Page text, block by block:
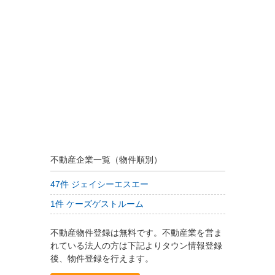
不動産企業一覧（物件順別）
47件 ジェイシーエスエー
1件 ケーズゲストルーム
不動産物件登録は無料です。不動産業を営ま
れている法人の方は下記よりタウン情報登録
後、物件登録を行えます。